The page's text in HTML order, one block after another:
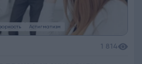
Астигматизм
1 814